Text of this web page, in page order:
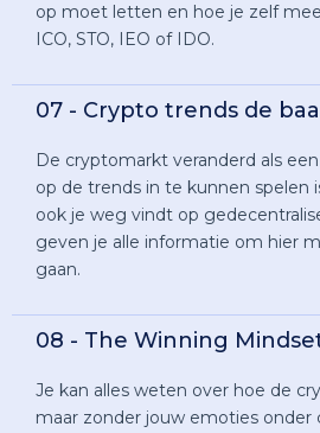
op moet letten en hoe je zelf
ICO, STO, IEO of IDO.
07 - Crypto trends de
De cryptomarkt veranderd als
op de trends in te kunnen spelen
ook je weg vindt op
geven je alle informatie om hier
gaan.
08 - The Winning
Je kan alles weten over hoe de
maar zonder jouw emoties